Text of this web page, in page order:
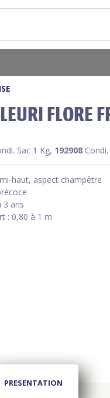
FLORE
Sac 1 Kg, 192908
haut, aspect champêtre
3 ans
: 0,80 à 1 m
PRESENTATION